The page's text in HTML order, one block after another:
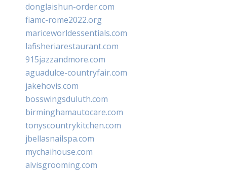
donglaishun-order.com
fiamc-rome2022.org
mariceworldessentials.com
lafisheriarestaurant.com
915jazzandmore.com
aguadulce-countryfair.com
jakehovis.com
bosswingsduluth.com
birminghamautocare.com
tonyscountrykitchen.com
jbellasnailspa.com
mychaihouse.com
alvisgrooming.com